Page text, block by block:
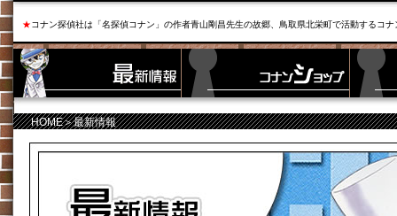
★コナン探偵社は「名探偵コナン」の作者青山剛昌先生の故郷、鳥取県北栄町で活動するコ
HOME＞最新情報